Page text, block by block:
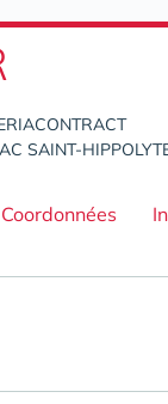
SAINT-
Coordonnées